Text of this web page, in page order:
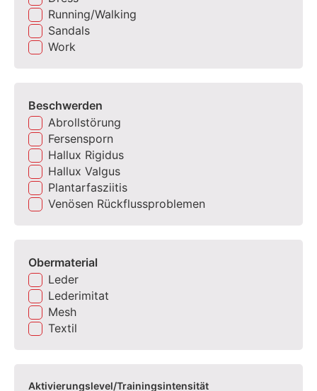
Running/Walking
Sandals
Work
Beschwerden
Abrollstörung
Fersensporn
Hallux Rigidus
Hallux Valgus
Plantarfasziitis
Venösen Rückflussproblemen
Obermaterial
Leder
Lederimitat
Mesh
Textil
Aktivierungslevel/Trainingsintensität